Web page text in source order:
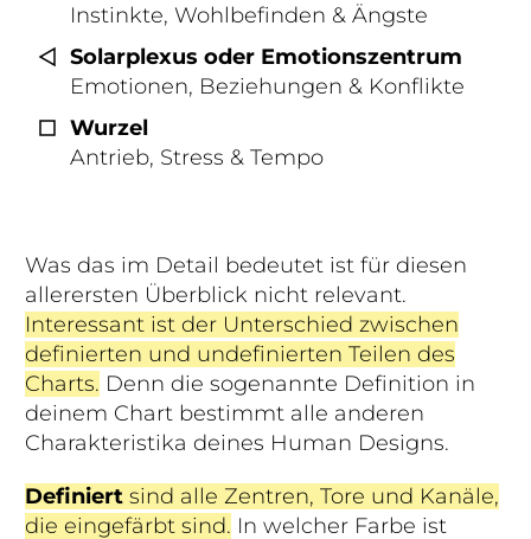
Instinkte, Wohlbefinden & Ängste
Solarplexus oder Emotionszentrum
Emotionen, Beziehungen & Konflikte
Wurzel
Antrieb, Stress & Tempo
Was das im Detail bedeutet ist für diesen
allerersten Überblick nicht relevant.
Interessant ist der Unterschied zwischen
definierten und undefinierten Teilen des
Charts. Denn die sogenannte Definition in
deinem Chart bestimmt alle anderen
Charakteristika deines Human Designs.
Definiert sind alle Zentren, Tore und Kanäle,
die eingefärbt sind. In welcher Farbe ist